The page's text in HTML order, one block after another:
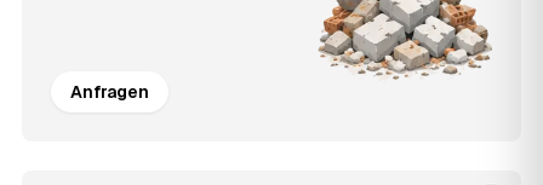
Anfragen